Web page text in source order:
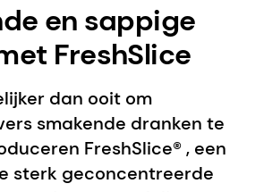
en sappige
FreshSlice
dan ooit om
smakende dranken te
FreshSlice® , een
sterk geconcentreerde